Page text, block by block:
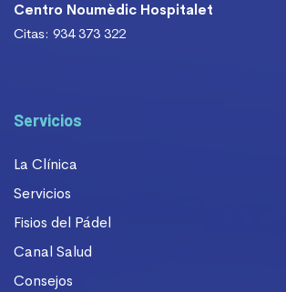
Centro Noumèdic Hospitalet
Citas: 934 373 322
Servicios
La Clínica
Servicios
Fisios del Pádel
Canal Salud
Consejos